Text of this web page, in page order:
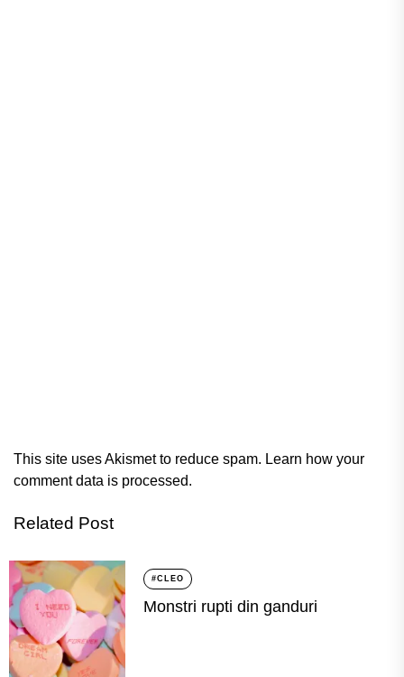
This site uses Akismet to reduce spam. Learn how your
comment data is processed.
Related Post
#CLEO
Monstri rupti din ganduri